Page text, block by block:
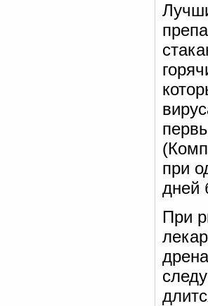
при
дней
При